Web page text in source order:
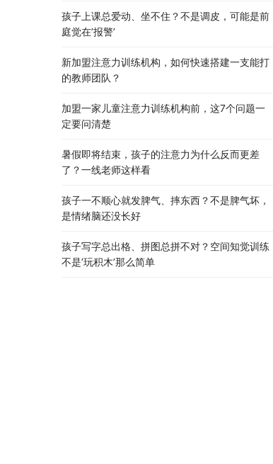
孩子上课总爱动、坐不住？不是调皮，可能是前
庭觉在’报警’
新加盟注意力训练机构，如何快速搭建一支能打
的教师团队？
加盟一家儿童注意力训练机构前，这7个问题一
定要问清楚
暑假即将结束，孩子的注意力为什么反而更差
了？一线老师这样看
孩子一不顺心就发脾气、摔东西？不是脾气坏，
是情绪脑还没长好
孩子写字总出格、拼图总拼不对？空间知觉训练
不是’玩积木’那么简单